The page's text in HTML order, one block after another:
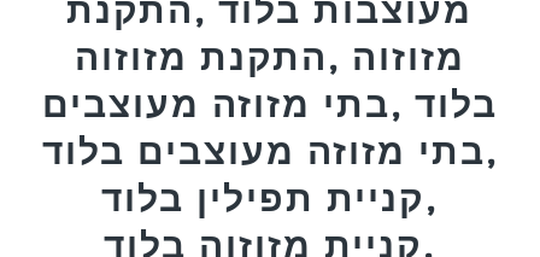
מזוזוה ,התקנת מזוזוה
בלוד ,בתי מזוזה מעוצבים
,בתי מזוזה מעוצבים בלוד
,קניית תפילין בלוד
,קניית מזוזוה בלוד